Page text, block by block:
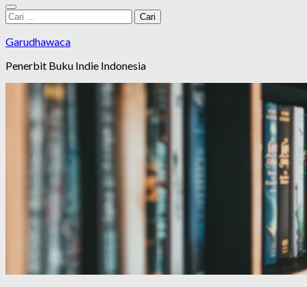
Cari
untuk:
Garudhawaca
Penerbit Buku Indie Indonesia